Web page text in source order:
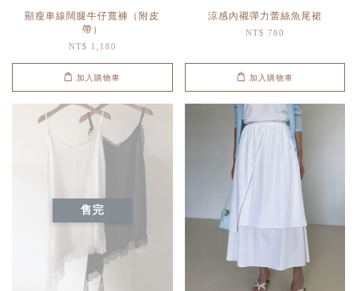
顯瘦車線闊腿牛仔寬褲（附皮
帶）
NT$ 1,180
加入購物車
涼感內襯彈力蕾絲魚尾裙
NT$ 780
加入購物車
售完